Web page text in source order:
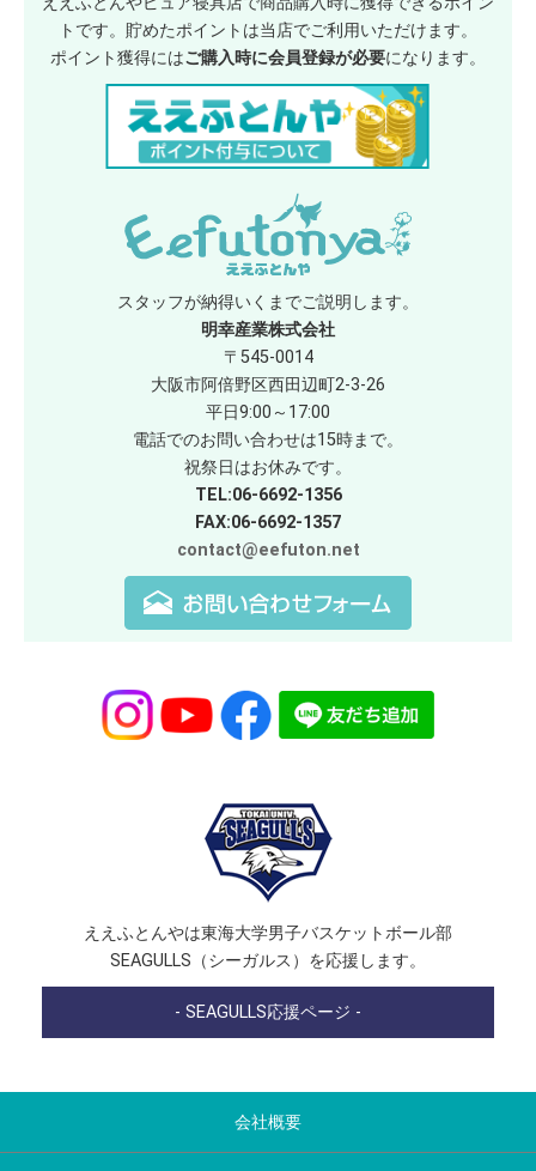
トです。貯めたポイントは当店でご利用いただけます。
ポイント獲得にはご購入時に会員登録が必要になります。
スタッフが納得いくまでご説明します。
明幸産業株式会社
〒545-0014
大阪市阿倍野区西田辺町2-3-26
平日9:00～17:00
電話でのお問い合わせは15時まで。
祝祭日はお休みです。
TEL:06-6692-1356
FAX:06-6692-1357
contact@eefuton.net
ええふとんやは東海大学男子バスケットボール部
SEAGULLS（シーガルス）を応援します。
- SEAGULLS応援ページ -
会社概要